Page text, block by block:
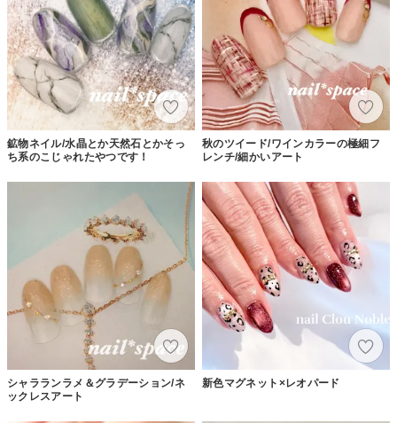
鉱物ネイル/水晶とか天然石とかそっ
ち系のこじゃれたやつです！
秋のツイード/ワインカラーの極細フ
レンチ/細かいアート
シャラランラメ＆グラデーション/ネ
ックレスアート
新色マグネット×レオパード